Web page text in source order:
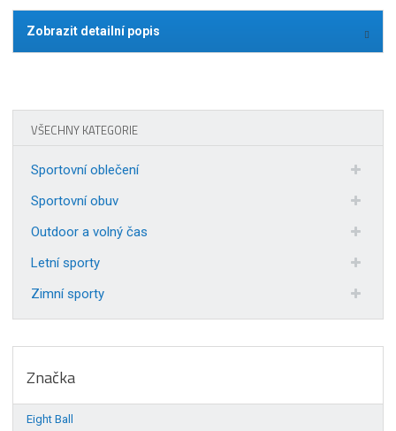
Zobrazit detailní popis
VŠECHNY KATEGORIE
Sportovní oblečení
Sportovní obuv
Outdoor a volný čas
Letní sporty
Zimní sporty
Značka
Eight Ball